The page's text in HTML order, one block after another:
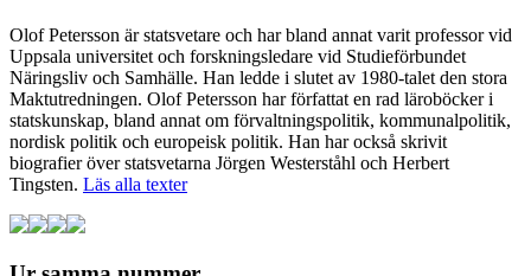
Olof Petersson är statsvetare och har bland annat varit professor vid
Uppsala universitet och forskningsledare vid Studieförbundet
Näringsliv och Samhälle. Han ledde i slutet av 1980-talet den stora
Maktutredningen. Olof Petersson har författat en rad läroböcker i
statskunskap, bland annat om förvaltningspolitik, kommunalpolitik,
nordisk politik och europeisk politik. Han har också skrivit
biografier över statsvetarna Jörgen Westerståhl och Herbert
Tingsten. Läs alla texter